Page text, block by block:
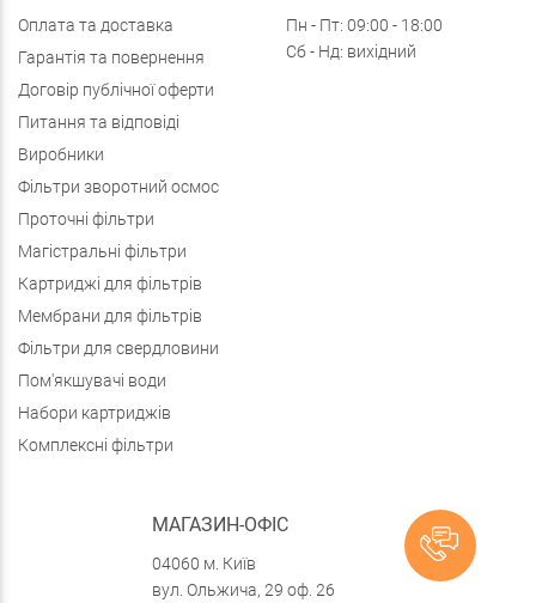
Оплата та доставка
Гарантія та повернення
Договір публічної оферти
Питання та відповіді
Виробники
Фільтри зворотний осмос
Проточні фільтри
Магістральні фільтри
Картриджі для фільтрів
Мембрани для фільтрів
Фільтри для свердловини
Пом'якшувачі води
Набори картриджів
Комплексні фільтри
Пн - Пт: 09:00 - 18:00
Сб - Нд: вихідний
МАГАЗИН-ОФІС
04060 м. Київ
вул. Ольжича, 29 оф. 26